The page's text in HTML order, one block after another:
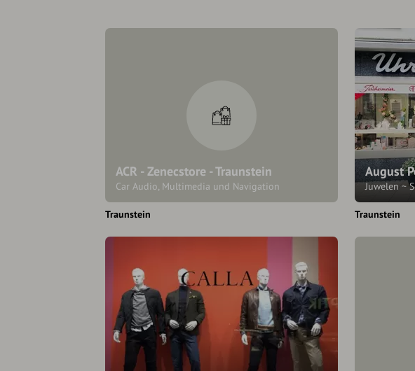
ACR - Zenecstore - Traunstein
Car Audio, Multimedia und Navigation
Traunstein
August
Juwelen ~
Traunstein